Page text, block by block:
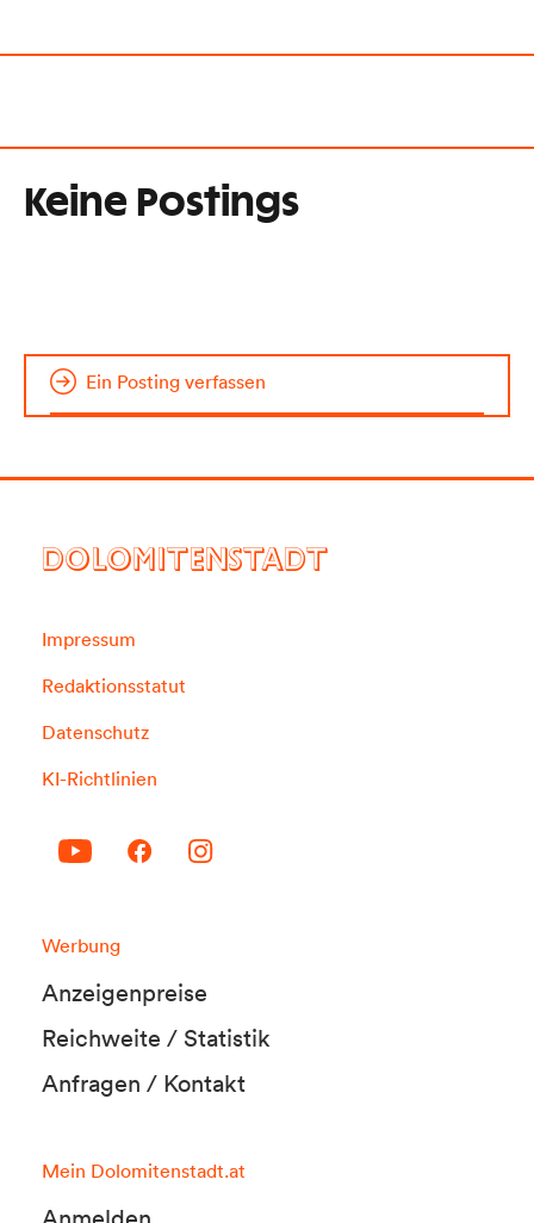
Keine Postings
Ein Posting verfassen
DOLOMITENSTADT
Impressum
Redaktionsstatut
Datenschutz
KI-Richtlinien
Werbung
Anzeigenpreise
Reichweite / Statistik
Anfragen / Kontakt
Mein Dolomitenstadt.at